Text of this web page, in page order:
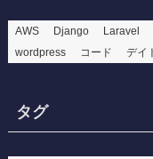
AWS Django Laravel
wordpress
コード デイ
タグ